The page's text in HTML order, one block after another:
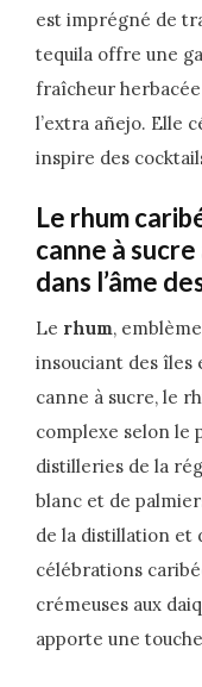
est imprégné de
tequila offre une
fraîcheur
l’extra añejo. Elle
inspire des
Le rhum
canne à
dans l’âme
Le rhum,
insouciant des îles
canne à sucre, le
complexe selon le
distilleries de la
blanc et de
de la distillation et
célébrations
crémeuses aux
apporte une